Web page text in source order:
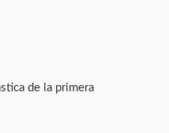
de la primera